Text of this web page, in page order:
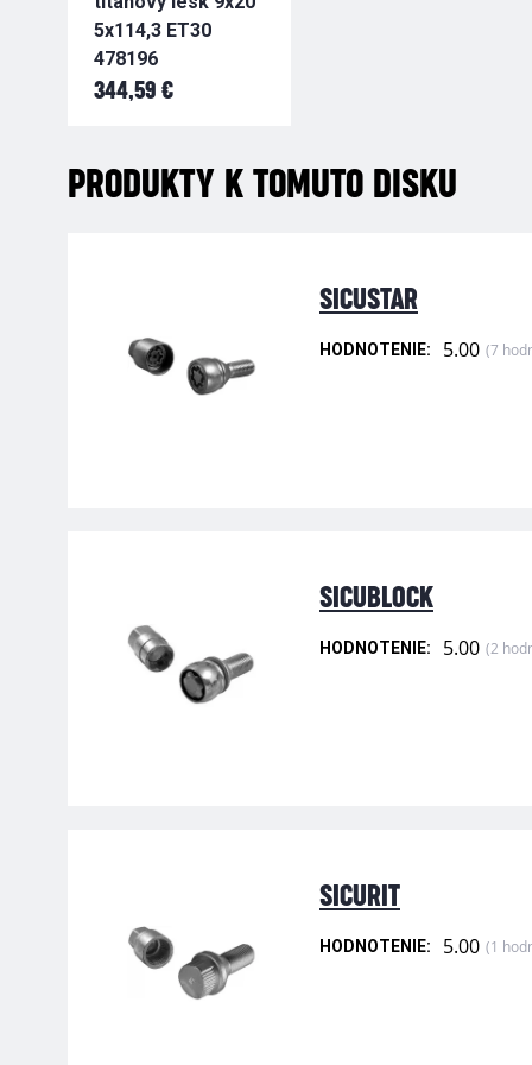
5x114,3 ET30
478196
344,59 €
PRODUKTY K TOMUTO DISKU
SICUSTAR
HODNOTENIE: 5.00 (7
SICUBLOCK
HODNOTENIE: 5.00 (2
SICURIT
HODNOTENIE: 5.00 (1